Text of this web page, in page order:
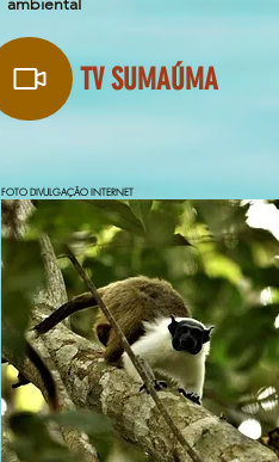
TV SUMAÚMA
FOTO DIVULGAÇÃO INTERNET